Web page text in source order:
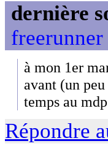
dernière
à mon 1er
avant (un
temps au
Répondre